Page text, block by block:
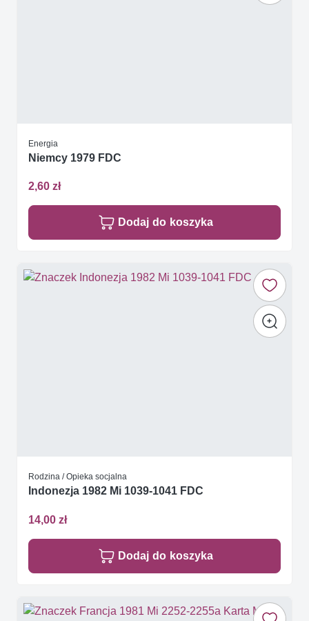
Energia
Niemcy 1979 FDC
2,60 zł
Dodaj do koszyka
Rodzina / Opieka socjalna
Indonezja 1982 Mi 1039-1041 FDC
14,00 zł
Dodaj do koszyka